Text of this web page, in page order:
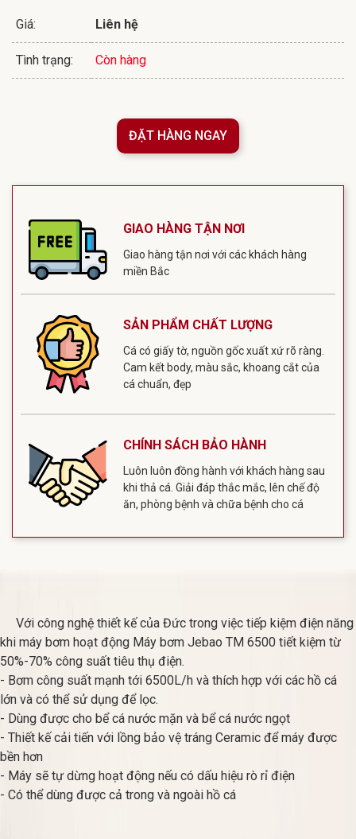
Giá: Liên hệ
Tình trạng: Còn hàng
ĐẶT HÀNG NGAY
GIAO HÀNG TẬN NƠI
Giao hàng tận nơi với các khách hàng
miền Bắc
SẢN PHẨM CHẤT LƯỢNG
Cá có giấy tờ, nguồn gốc xuất xứ rõ ràng.
Cam kết body, màu sắc, khoang cắt của
cá chuẩn, đẹp
CHÍNH SÁCH BẢO HÀNH
Luôn luôn đồng hành với khách hàng sau
khi thả cá. Giải đáp thắc mắc, lên chế độ
ăn, phòng bệnh và chữa bệnh cho cá
Với công nghệ thiết kế của Đức trong việc tiếp kiệm điện năng
khi máy bơm hoạt động Máy bơm Jebao TM 6500 tiết kiệm từ
50%-70% công suất tiêu thụ điện.
- Bơm công suất mạnh tới 6500L/h và thích hợp với các hồ cá
lớn và có thể sử dụng để lọc.
- Dùng được cho bể cá nước mặn và bể cá nước ngọt
- Thiết kế cải tiến với lồng bảo vệ tráng Ceramic để máy được
bền hơn
- Máy sẽ tự dừng hoạt động nếu có dấu hiệu rò rỉ điện
- Có thể dùng được cả trong và ngoài hồ cá